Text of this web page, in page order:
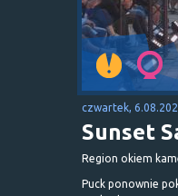
czwartek,
Sunset
Region okiem
Puck ponownie